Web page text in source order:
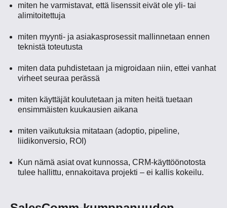
miten he varmistavat, että lisenssit eivät ole yli- tai
alimitoitettuja
miten myynti- ja asiakasprosessit mallinnetaan ennen
teknistä toteutusta
miten data puhdistetaan ja migroidaan niin, ettei vanhat
virheet seuraa perässä
miten käyttäjät koulutetaan ja miten heitä tuetaan
ensimmäisten kuukausien aikana
miten vaikutuksia mitataan (adoptio, pipeline,
liidikonversio, ROI)
Kun nämä asiat ovat kunnossa, CRM-käyttöönotosta
tulee hallittu, ennakoitava projekti – ei kallis kokeilu.